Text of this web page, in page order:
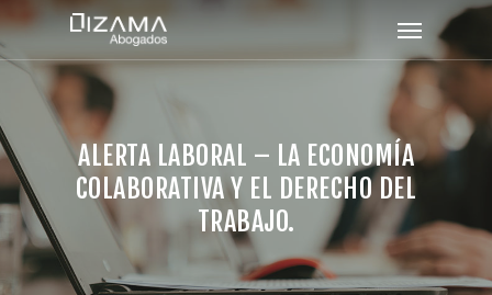
ALERTA LABORAL – LA ECONOMÍA
COLABORATIVA Y EL DERECHO DEL
TRABAJO.